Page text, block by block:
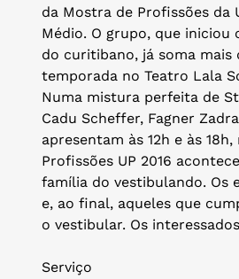
da Mostra de Profissões da
Médio. O grupo, que
do curitibano, já soma mais
temporada no Teatro Lala
Numa mistura perfeita de
Cadu Scheffer, Fagner
apresentam às 12h e às
Profissões UP 2016
família do vestibulando. Os
e, ao final, aqueles que
o vestibular. Os
Serviço